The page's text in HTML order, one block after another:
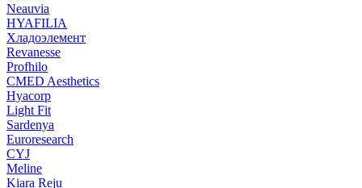
Neauvia
HYAFILIA
Хладоэлемент
Revanesse
Profhilo
CMED Aesthetics
Hyacorp
Light Fit
Sardenya
Euroresearch
CYJ
Meline
Kiara Reju